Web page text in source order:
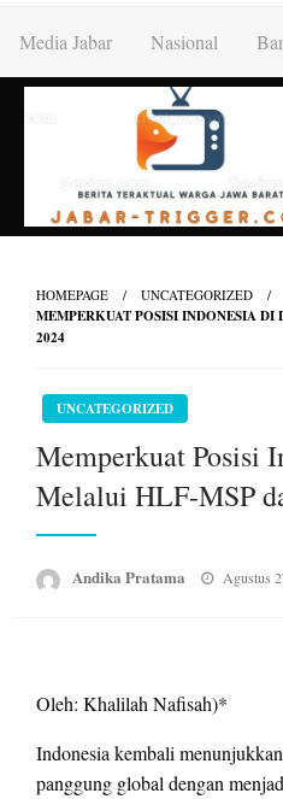
content
Media Jabar Nasional
HOMEPAGE UNCATEGORIZED
MEMPERKUAT POSISI INDONESIA
2024
UNCATEGORIZED
Memperkuat Posisi
Melalui HLF-MSP
Andika Pratama
Posted
Agustus
Oleh: Khalilah Nafisah)*
Indonesia kembali
panggung global dengan